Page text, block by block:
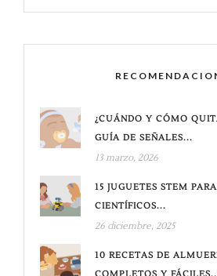
¿CUÁNDO Y CÓMO
GUÍA DE SEÑALES...
13 marzo, 2026
15 JUGUETES STEM
CIENTÍFICOS...
26 diciembre, 2025
10 RECETAS DE